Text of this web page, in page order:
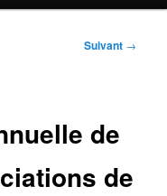
Suivant →
de
de